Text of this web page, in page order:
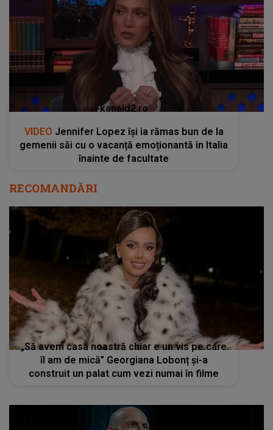
kanald2.ro
VIDEO Jennifer Lopez își ia rămas bun de la
gemenii săi cu o vacanță emoționantă în Italia
înainte de facultate
RECOMANDĂRI
„Să avem casa noastră chiar e un vis pe care
îl am de mică” Georgiana Lobonț și-a
construit un palat cum vezi numai în filme